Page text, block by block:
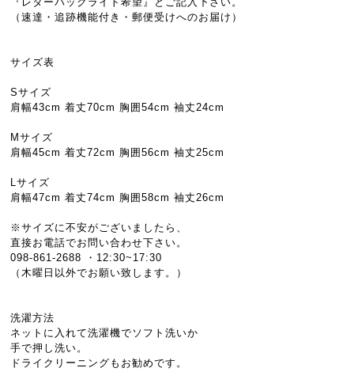
（速達・追跡機能付き・郵便受けへのお届け）
サイズ表
Sサイズ
肩幅43cm 着丈70cm 胸囲54cm 袖丈24cm
Mサイズ
肩幅45cm 着丈72cm 胸囲56cm 袖丈25cm
Lサイズ
肩幅47cm 着丈74cm 胸囲58cm 袖丈26cm
※サイズに不安がございましたら、
直接お電話でお問い合わせ下さい。
098-861-2688 ・12:30~17:30
（木曜日以外でお願い致します。）
洗濯方法
ネットに入れて洗濯機でソフト洗いか
手で押し洗い。
ドライクリーニングもお勧めです。